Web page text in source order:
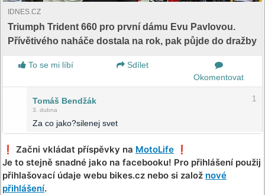
IDNES.CZ
Triumph Trident 660 pro první dámu Evu Pavlovou.
Přívětivého naháče dostala na rok, pak půjde do dražby
To se mi líbí
Sdílet
Okomentovat
Tomáš Bendžák
3. dubna
1
Za co jako?silenej svet
❗️ Začni vkládat příspěvky na MotoLife ❗️
Je to stejně snadné jako na facebooku! Pro přihlášení použij
přihlašovací údaje webu bikes.cz nebo si založ nové
přihlášení.